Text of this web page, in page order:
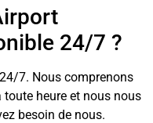
24/7 ?
7. Nous comprenons
toute heure et nous nous
besoin de nous.